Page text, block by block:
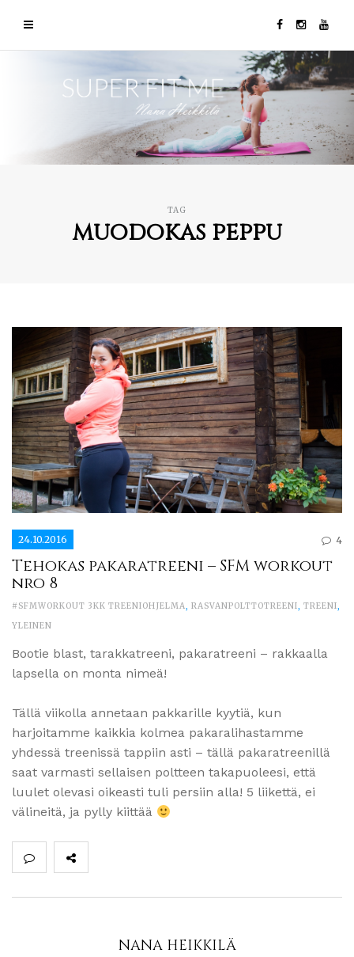
TAG
muodokas peppu
24.10.2016 4
Tehokas pakaratreeni – SFM workout
nro 8
#SFMWORKOUT 3KK TREENIOHJELMA, RASVANPOLTTOTREENI, TREENI,
YLEINEN
Bootie blast, tarakkatreeni, pakaratreeni – rakkaalla
lapsella on monta nimeä!
Tällä viikolla annetaan pakkarille kyytiä, kun
harjoitamme kaikkia kolmea pakaralihastamme
yhdessä treenissä tappiin asti – tällä pakaratreenillä
saat varmasti sellaisen poltteen takapuoleesi, että
luulet olevasi oikeasti tuli persiin alla! 5 liikettä, ei
välineitä, ja pylly kiittää
NANA HEIKKILÄ